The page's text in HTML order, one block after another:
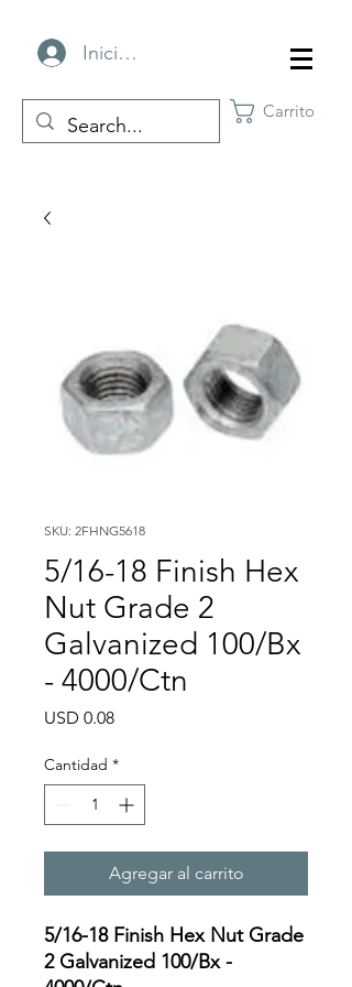
Iniciar sesión
Carrito
SKU: 2FHNG5618
5/16-18 Finish Hex
Nut Grade 2
Galvanized 100/Bx
- 4000/Ctn
USD 0.08Precio
Cantidad *
Agregar al carrito
5/16-18 Finish Hex Nut Grade
2 Galvanized 100/Bx -